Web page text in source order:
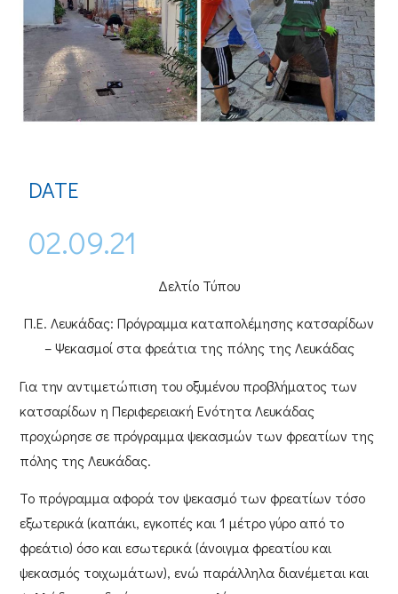
DATE
02.09.21
Δελτίο Τύπου
Π.Ε. Λευκάδας: Πρόγραμμα καταπολέμησης κατσαρίδων
– Ψεκασμοί στα φρεάτια της πόλης της Λευκάδας
Για την αντιμετώπιση του οξυμένου προβλήματος των
κατσαρίδων ηΠεριφερειακή Ενότητα Λευκάδας
προχώρησε σε πρόγραμμα ψεκασμών των φρεατίων της
πόλης της Λευκάδας.
Το πρόγραμμα αφορά τον ψεκασμό των φρεατίων τόσο
εξωτερικά (καπάκι, εγκοπές και 1 μέτρο γύρο από το
φρεάτιο) όσο και εσωτερικά (άνοιγμα φρεατίου και
ψεκασμός τοιχωμάτων), ενώ παράλληλα διανέμεται και